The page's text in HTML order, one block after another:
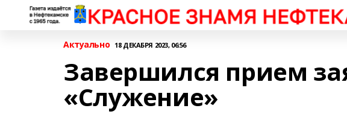
Актуально 18 ДЕКАБРЯ 2023, 06:56
Завершился прием
«Служение»